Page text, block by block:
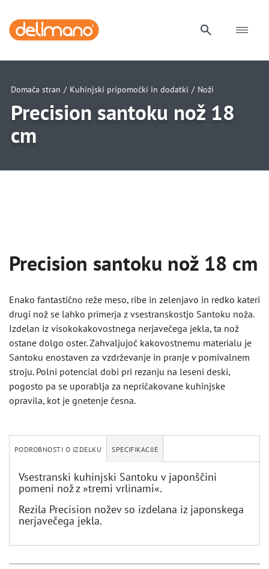
Domača stran / Kuhinjski pripomočki in dodatki / Noži
Precision santoku nož 18
cm
Precision santoku nož 18 cm
Enako fantastično reže meso, ribe in zelenjavo in redko kateri
drugi nož se lahko primerja z vsestranskostjo Santoku noža.
Izdelan iz visokokakovostnega nerjavečega jekla, ta nož
ostane dolgo oster. Zahvaljujoč kakovostnemu materialu je
Santoku enostaven za vzdrževanje in pranje v pomivalnem
stroju. Polni potencial dobi pri rezanju na leseni deski,
pogosto pa se uporablja za nepričakovane kuhinjske
opravila, kot je gnetenje česna.
PODROBNOSTI O IZDELKU SPECIFIKACIJE
Vsestranski kuhinjski Santoku v japonščini
pomeni nož z »tremi vrlinami«.
Rezila Precision nožev so izdelana iz japonskega
nerjavečega jekla.